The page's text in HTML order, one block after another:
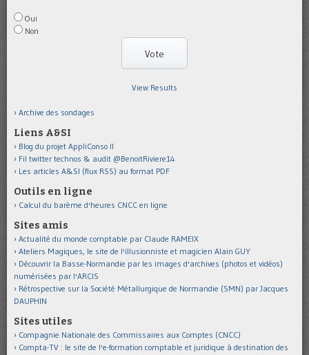
Oui
Non
View Results
Archive des sondages
Liens A&SI
Blog du projet AppliConso II
Fil twitter technos & audit @BenoitRiviere14
Les articles A&SI (flux RSS) au format PDF
Outils en ligne
Calcul du barème d'heures CNCC en ligne
Sites amis
Actualité du monde comptable par Claude RAMEIX
Ateliers Magiques, le site de l'illusionniste et magicien Alain GUY
Découvrir la Basse-Normandie par les images d'archives (photos et vidéos)
numérisées par l'ARCIS
Rétrospective sur la Société Métallurgique de Normandie (SMN) par Jacques
DAUPHIN
Sites utiles
Compagnie Nationale des Commissaires aux Comptes (CNCC)
Compta-TV : le site de l'e-formation comptable et juridique à destination des